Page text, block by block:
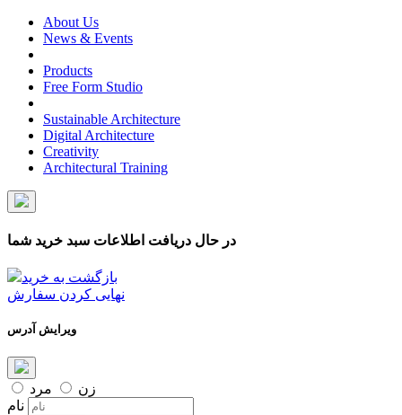
About Us
News & Events
Products
Free Form Studio
Sustainable Architecture
Digital Architecture
Creativity
Architectural Training
در حال دریافت اطلاعات سبد خرید شما
بازگشت به خرید
نهایی کردن سفارش
ویرایش آدرس
زن
مرد
نام